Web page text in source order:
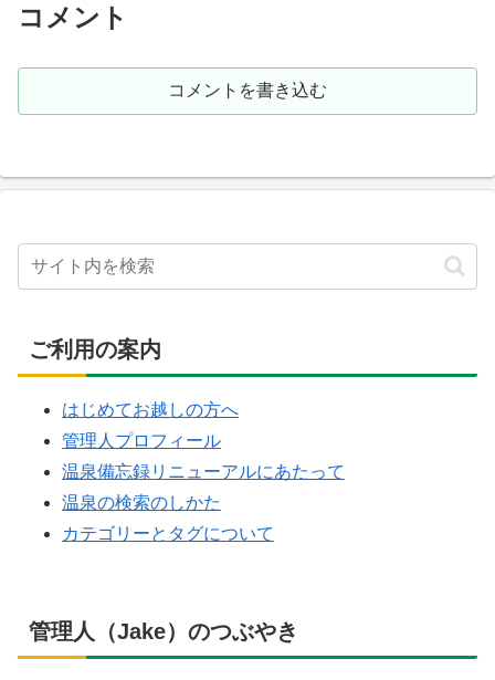
コメント
コメントを書き込む
ご利用の案内
はじめてお越しの方へ
管理人プロフィール
温泉備忘録リニューアルにあたって
温泉の検索のしかた
カテゴリーとタグについて
管理人（Jake）のつぶやき